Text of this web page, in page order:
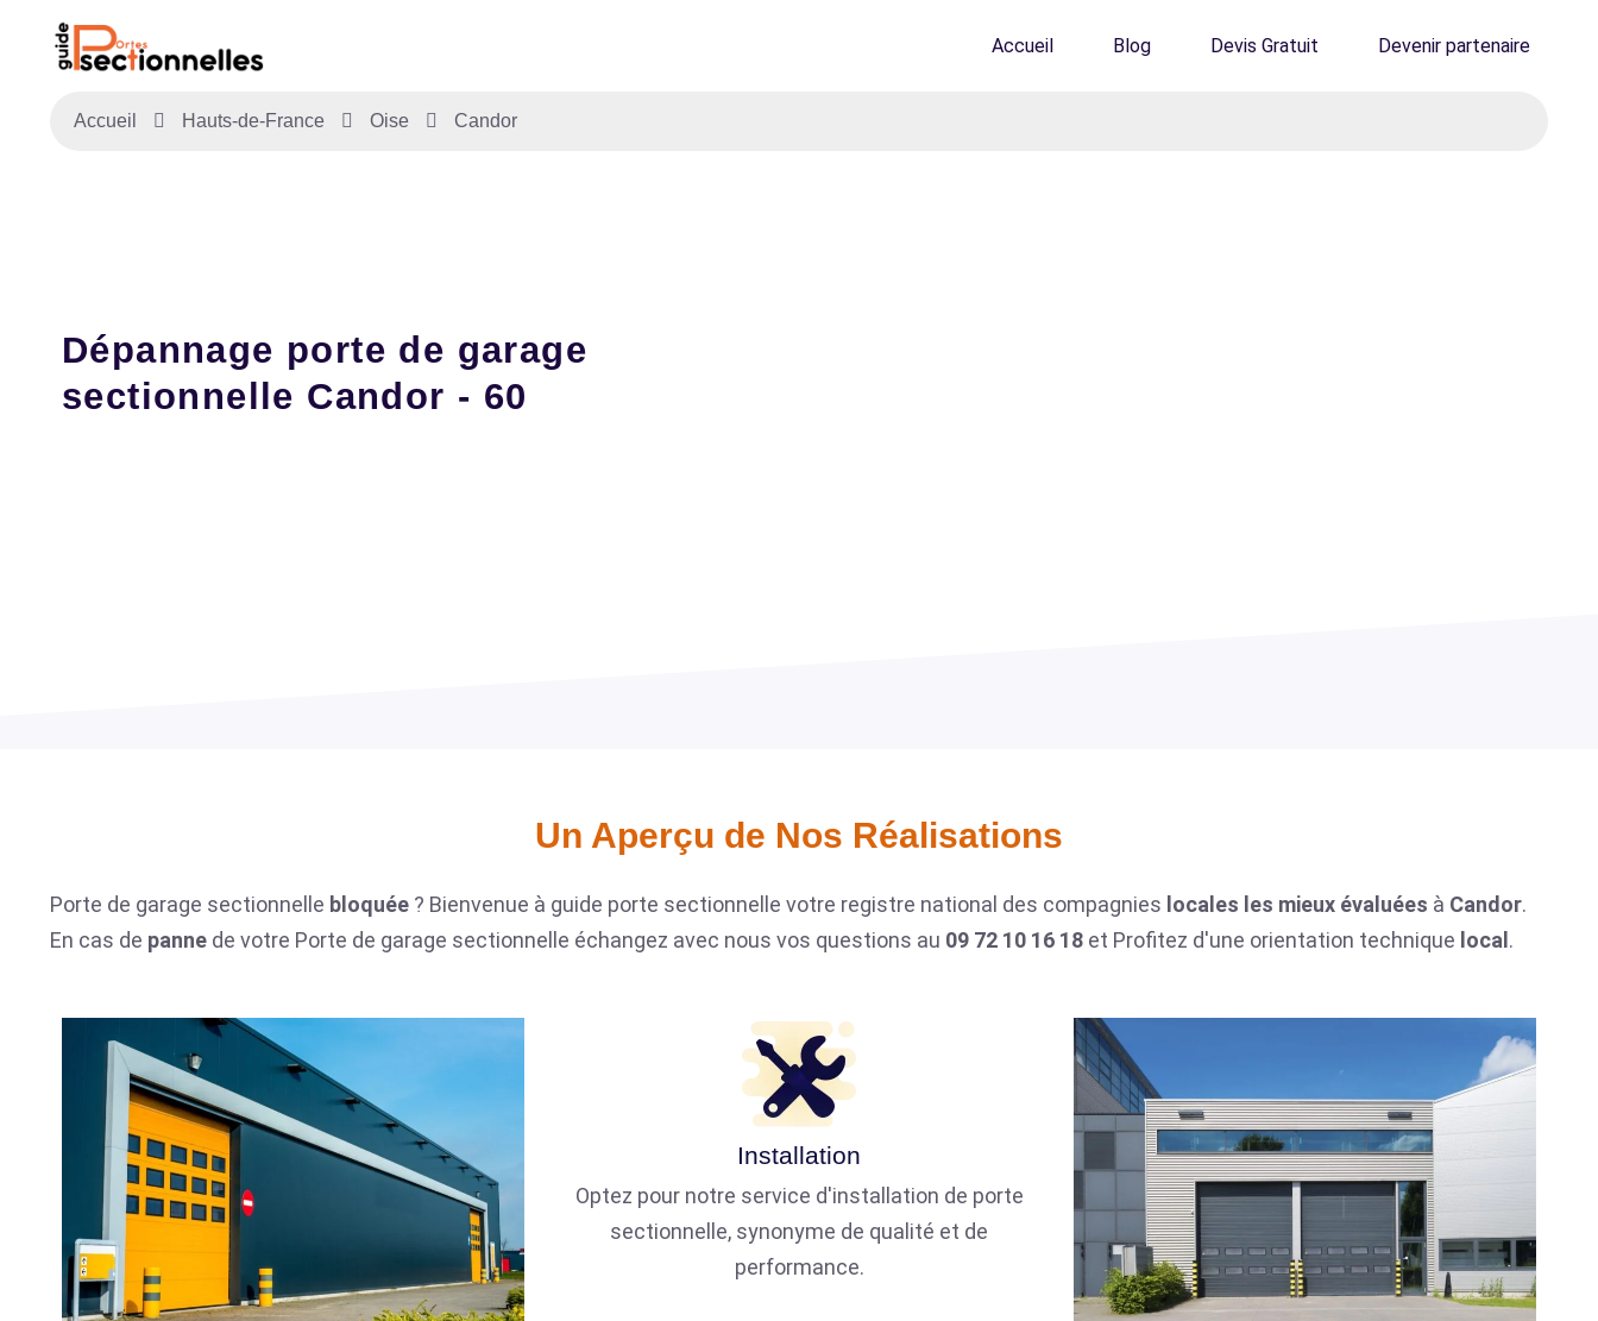
Accueil Blog Devis Gratuit Devenir partenaire
Accueil Hauts-de-France Oise Candor
Dépannage porte de garage
sectionnelle Candor - 60
Un Aperçu de Nos Réalisations​
Porte de garage sectionnelle bloquée ? Bienvenue à guide porte sectionnelle votre registre national des compagnies locales les mieux évaluées à Candor.
En cas de panne de votre Porte de garage sectionnelle échangez avec nous vos questions au 09 72 10 16 18 et Profitez d'une orientation technique local .
Installation
Optez pour notre service d'installation de porte
sectionnelle, synonyme de qualité et de
performance.